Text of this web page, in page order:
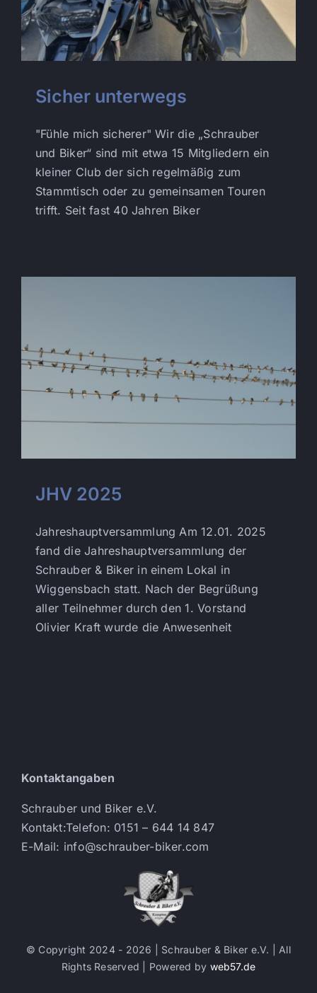
Sicher unterwegs
"Fühle mich sicherer" Wir die „Schrauber
und Biker“ sind mit etwa 15 Mitgliedern ein
kleiner Club der sich regelmäßig zum
Stammtisch oder zu gemeinsamen Touren
trifft. Seit fast 40 Jahren Biker
JHV 2025
Jahreshauptversammlung Am 12.01. 2025
fand die Jahreshauptversammlung der
Schrauber & Biker in einem Lokal in
Wiggensbach statt. Nach der Begrüßung
aller Teilnehmer durch den 1. Vorstand
Olivier Kraft wurde die Anwesenheit
Kontaktangaben
Schrauber und Biker e.V.
Kontakt:Telefon: 0151 – 644 14 847
E-Mail: info@schrauber-biker.com
© Copyright 2024 - 2026 | Schrauber & Biker e.V. | All
Rights Reserved | Powered by web57.de